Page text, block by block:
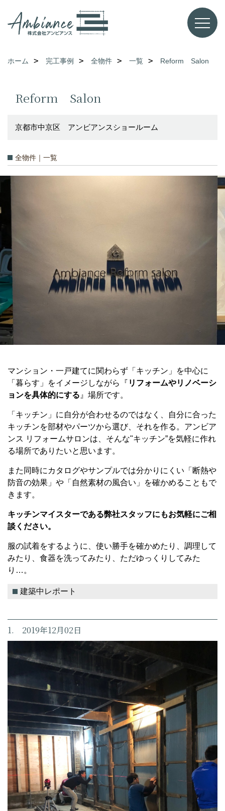
ホーム 完工事例 全物件 一覧 Reform Salon
Reform Salon
京都市中京区 アンビアンスショールーム
全物件｜一覧
マンション・一戸建てに関わらず「キッチン」を中心に
「暮らす」をイメージしながら『 リフォームやリノベーシ
ョンを具体的にする 』場所です。
「キッチン」に自分が合わせるのではなく、自分に合った
キッチンを部材やパーツから選び、それを作る。アンビア
ンス リフォームサロンは、そんな"キッチン”を気軽に作れ
る場所でありたいと思います。
また同時にカタログやサンプルでは分かりにくい「断熱や
防音の効果」や「自然素材の風合い」を確かめることもで
きます。
キッチンマイスターである弊社スタッフにもお気軽にご相
談ください。
服の試着をするように、使い勝手を確かめたり、調理して
みたり、食器を洗ってみたり、ただゆっくりしてみた
り…。
建築中レポート
1. 2019年12月02日